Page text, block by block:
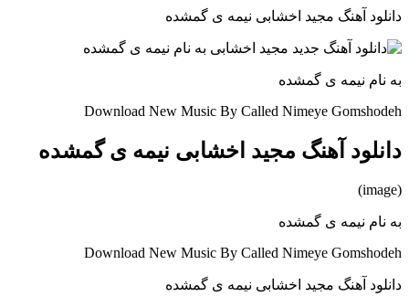
دانلود آهنگ مجید اخشابی نیمه ی گمشده
به نام نیمه ی گمشده
Download New Music By Called Nimeye Gomshodeh
دانلود آهنگ مجید اخشابی نیمه ی گمشده
(image)
به نام نیمه ی گمشده
Download New Music By Called Nimeye Gomshodeh
دانلود آهنگ مجید اخشابی نیمه ی گمشده